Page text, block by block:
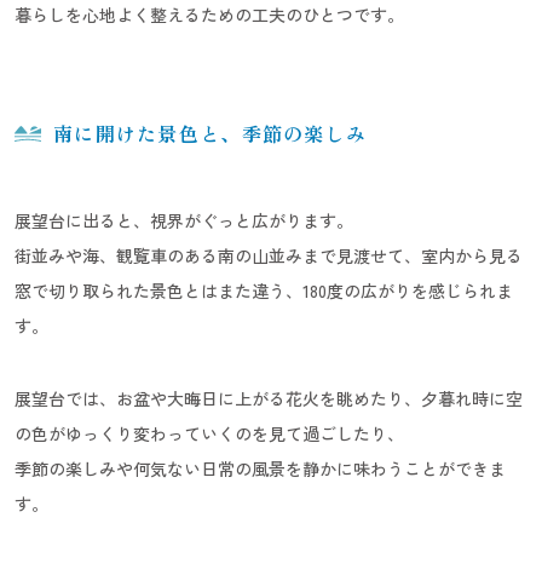
暮らしを心地よく整えるための工夫のひとつです。
南に開けた景色と、季節の楽しみ
展望台に出ると、視界がぐっと広がります。
街並みや海、観覧車のある南の山並みまで見渡せて、室内から見る
窓で切り取られた景色とはまた違う、180度の広がりを感じられま
す。
展望台では、お盆や大晦日に上がる花火を眺めたり、夕暮れ時に空
の色がゆっくり変わっていくのを見て過ごしたり、
季節の楽しみや何気ない日常の風景を静かに味わうことができま
す。